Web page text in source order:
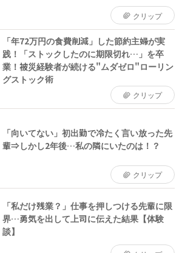
クリップ
「年72万円の食費削減」した節約主婦が実
践！「ストックしたのに期限切れ…」を卒
業！被災経験者が続ける"ムダゼロ"ローリン
グストック術
クリップ
「向いてない」初出勤で冷たく言い放った先
輩⇒しかし2年後…私の隣にいたのは！？
クリップ
「私だけ残業？」仕事を押しつける先輩に限
界…勇気を出して上司に伝えた結果【体験
談】